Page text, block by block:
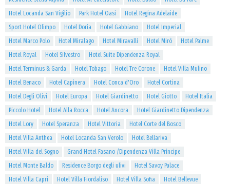
Hotel Locanda San Vigilio
Park Hotel Oasi
Hotel Regina Adelaide
Sport Hotel Olimpo
Hotel Doria Hotel Gabbiano
Hotel Imperial
Hotel Marco Polo
Hotel Miralago Hotel Miravalli Hotel Mirò
Hotel Palme
Hotel Royal
Hotel Silvestro
Hotel Suite Dipendenza Royal
Hotel Terminus & Garda
Hotel Tobago Hotel Tre Corone
Hotel Villa Mulino
Hotel Benaco
Hotel Capinera Hotel Conca d'Oro
Hotel Cortina
Hotel Degli Olivi
Hotel Europa Hotel Giardinetto Hotel Giotto
Hotel Italia
Piccolo Hotel
Hotel Alla Rocca Hotel Ancora
Hotel Giardinetto Dipendenza
Hotel Lory
Hotel Speranza Hotel Vittoria
Hotel Corte del Bosco
Hotel Villa Anthea
Hotel Locanda San Verolo
Hotel Bellariva
Hotel Villa del Sogno
Grand Hotel Fasano /Dipendenza Villa Principe
Hotel Monte Baldo
Residence Borgo degli ulivi
Hotel Savoy Palace
Hotel Villa Capri
Hotel Villa Fiordaliso Hotel Villa Sofia
Hotel Bellevue